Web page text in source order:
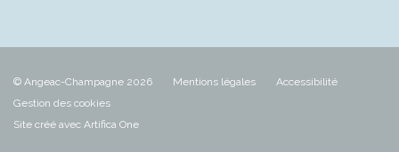
© Angeac-Champagne 2026 Mentions légales
Accessibilité
Gestion des cookies
Site créé avec Artifica One